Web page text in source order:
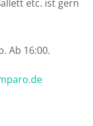
etc. ist gern
Ab 16:00.